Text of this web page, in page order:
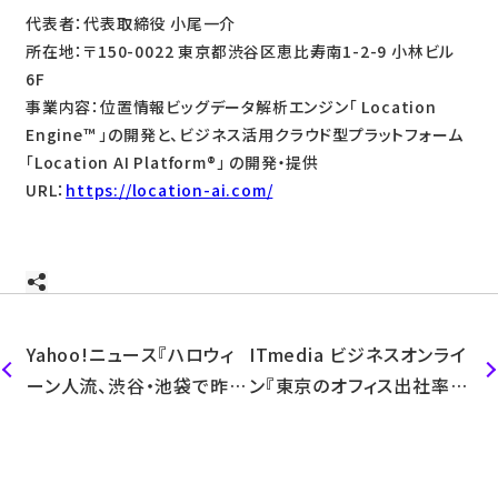
代表者：代表取締役 小尾一介
所在地：〒150-0022 東京都渋谷区恵比寿南1-2-9 小林ビル
6F
事業内容：位置情報ビッグデータ解析エンジン「 Location
Engine™ 」の開発と、ビジネス活用クラウド型プラットフォーム
「Location AI Platform® 」 の開発・提供
URL： https://location-ai.com/
Yahoo!ニュース『ハロウィ
ーン人流、渋谷・池袋で昨年
ITmedia ビジネスオンライ
ン『東京のオフィス出社率指